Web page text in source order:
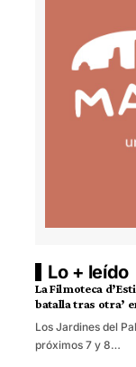
Lo + leído
La Filmoteca
batalla tras otra’
Los Jardines del
próximos 7 y 8…